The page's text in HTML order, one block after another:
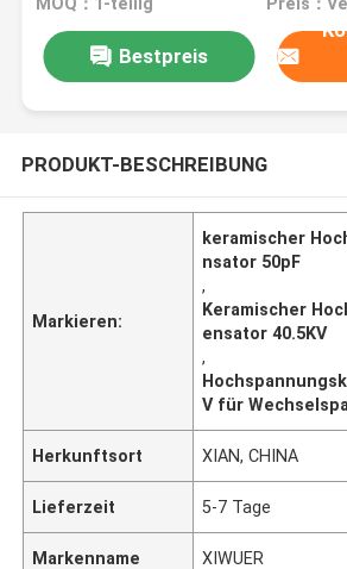
MOQ：1-teilig
Bestpreis
PRODUKT-BESCHREIBUNG
Markieren:
keramischer
nsator 50pF
,
Keramischer
ensator 40.5KV
,
V für
Herkunftsort XIAN, CHINA
Lieferzeit 5-7 Tage
Markenname XIWUER